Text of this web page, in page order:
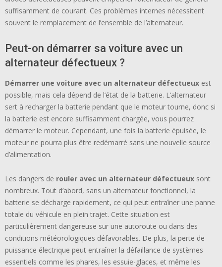
suffisamment de courant. Ces problèmes internes nécessitent
souvent le remplacement de l’ensemble de l’alternateur.
Peut-on démarrer sa voiture avec un
alternateur défectueux ?
Démarrer une voiture avec un alternateur défectueux est
possible, mais cela dépend de l’état de la batterie. L’alternateur
sert à recharger la batterie pendant que le moteur tourne, donc si
la batterie est encore suffisamment chargée, vous pourrez
démarrer le moteur. Cependant, une fois la batterie épuisée, le
moteur ne pourra plus être redémarré sans une nouvelle source
d’alimentation.
Les dangers de rouler avec un alternateur défectueux sont
nombreux. Tout d’abord, sans un alternateur fonctionnel, la
batterie se décharge rapidement, ce qui peut entraîner une panne
totale du véhicule en plein trajet. Cette situation est
particulièrement dangereuse sur une autoroute ou dans des
conditions météorologiques défavorables. De plus, la perte de
puissance électrique peut entraîner la défaillance de systèmes
essentiels comme les phares, les essuie-glaces, et même les